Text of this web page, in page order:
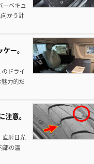
ーベキュ
かう計
ー。
ドライ
力的だ
意。
直射日光
部の温